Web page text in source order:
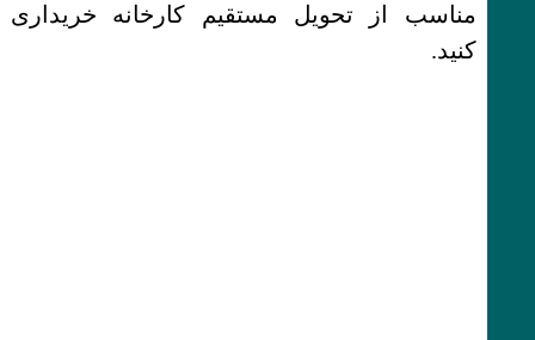
مناسب از تحویل مستقیم کارخانه خریداری
کنید.